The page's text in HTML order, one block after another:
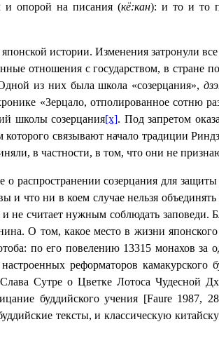
и опорой на писания (кё:кан): и то и то
истории. Изменения затронули
отношения с государством, в стране
из них была школа «созерцания»,
«Зерцало, отполированное сотню
школы созерцания[x]. Под запретом
связывают начало традиции
в частности, в том, что они не
распространении созерцания для
и что ни в коем случае нельзя
считает нужным соблюдать заповеди.
О том, какое место в жизни
по его повелению 13315 монахов за
реформаторов камакурского
Сутре о Цветке Лотоса Чудесной
буддийского учения [Faure1987,
тексты, и классическую